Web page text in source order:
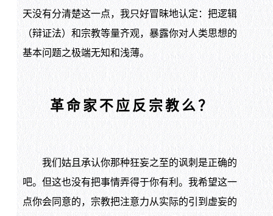
天没有分清楚这一点，我只好冒昧地认定：把逻辑
（辩证法）和宗教等量齐观，暴露你对人类思想的
基本问题之极端无知和浅薄。
革命家不应反宗教么？
我们姑且承认你那种狂妄之至的讽刺是正确的
吧。但这也没有把事情弄得于你有利。我希望这一
点你会同意的，宗教把注意力从实际的引到虚妄的